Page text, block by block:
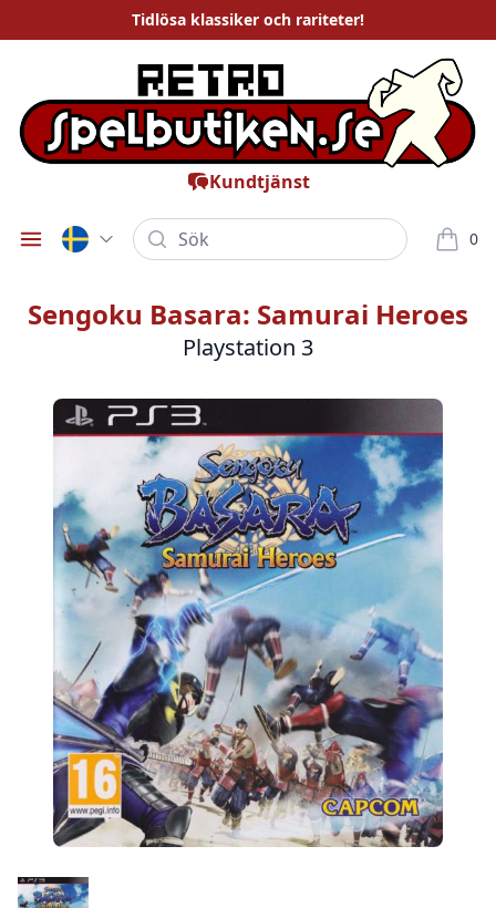
Tidlösa klassiker och rariteter!
Kundtjänst
Öppna meny
Sök 0
varor i
Sengoku Basara: Samurai Heroes
Playstation 3
Bilder